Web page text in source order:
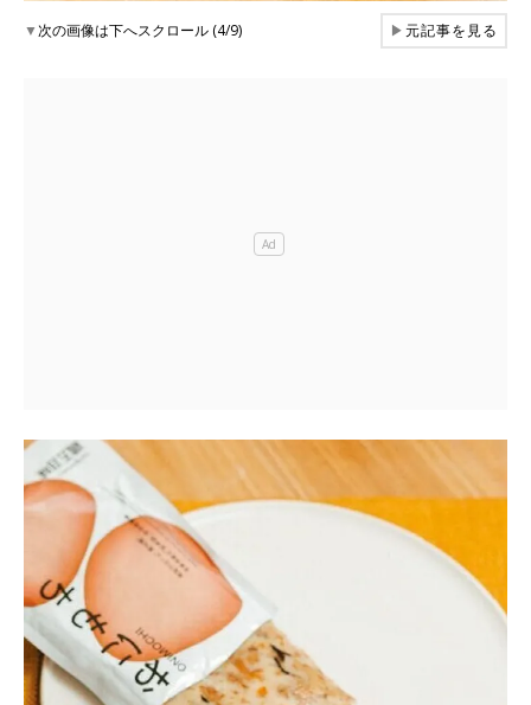
▼次の画像は下へスクロール (4/9) ▶元記事を見る